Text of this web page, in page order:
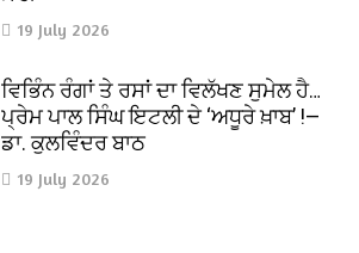
19 July 2026
ਵਿਭਿੰਨ ਰੰਗਾਂ ਤੇ ਰਸਾਂ ਦਾ ਵਿਲੱਖਣ ਸੁਮੇਲ ਹੈ…
ਪ੍ਰੇਮ ਪਾਲ ਸਿੰਘ ਇਟਲੀ ਦੇ ‘ਅਧੂਰੇ ਖ਼ਾਬ’ !—
ਡਾ. ਕੁਲਵਿੰਦਰ ਬਾਠ
19 July 2026